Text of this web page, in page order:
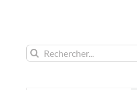
Rechercher: